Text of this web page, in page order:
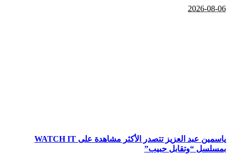
2026-08-06
ياسمين عبد العزيز تتصدر الأكثر مشاهدة على WATCH IT
بمسلسل “وتقابل حبيب”